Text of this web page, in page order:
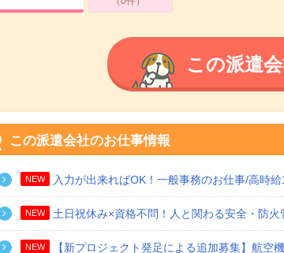
この派遣
この派遣会社のお仕事情報
NEW 入力が出来ればOK！一般事務のお仕事/高時給
NEW 土日祝休み×資格不問！人と関わる安全・防火
NEW 【新プロジェクト発足による追加募集】航空